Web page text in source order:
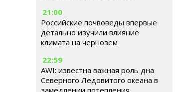
21:00
Российские почвоведы впервые
детально изучили влияние
климата на чернозем
22:59
AWI: известна важная роль дна
Северного Ледовитого океана в
замедлении потепления